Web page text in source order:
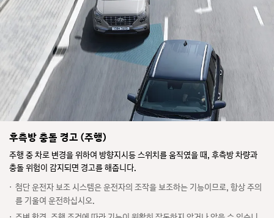
후측방 충돌 경고 (주행)
주행 중 차로 변경을 위하여 방향지시등 스위치를 움직였을 때, 후측방 차량과
충돌 위험이 감지되면 경고를 해줍니다.
첨단 운전자 보조 시스템은 운전자의 조작을 보조하는 기능이므로, 항상 주의
를 기울여 운전하십시오.